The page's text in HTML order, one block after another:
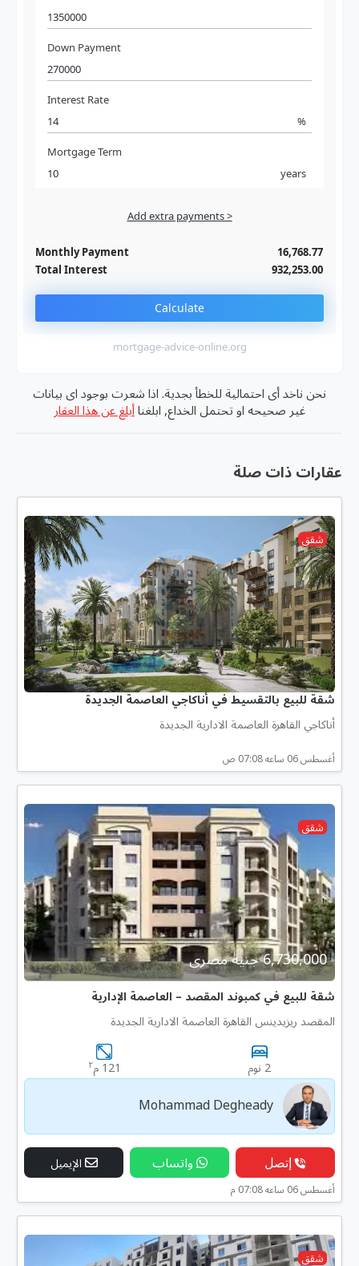
Down Payment
Interest Rate
%
Mortgage Term
years
Add extra payments >
Monthly Payment
16,768.77
Total Interest
932,253.00
Calculate
mortgage-advice-online.org
نحن ناخد أى احتمالية للخطأ بجدية. اذا شعرت بوجود اى بيانات
غير صحيحه او تحتمل الخداع, ابلغنا أبلغ عن هذا العقار
عقارات ذات صلة
شقق
شقة للبيع بالتقسيط في أناكاجي العاصمة الجديدة
أناكاجي القاهرة العاصمة الادارية الجديدة
أغسطس 06 ساعه 07:08 ص
شقق
6,730,000 جنية مصرى
شقة للبيع في كمبوند المقصد – العاصمة الإدارية
المقصد ريزيدينس القاهرة العاصمة الادارية الجديدة
2 نوم 121 م ٢
Mohammad Degheady
إتصل واتساب الإيميل
أغسطس 06 ساعه 07:08 م
شقق